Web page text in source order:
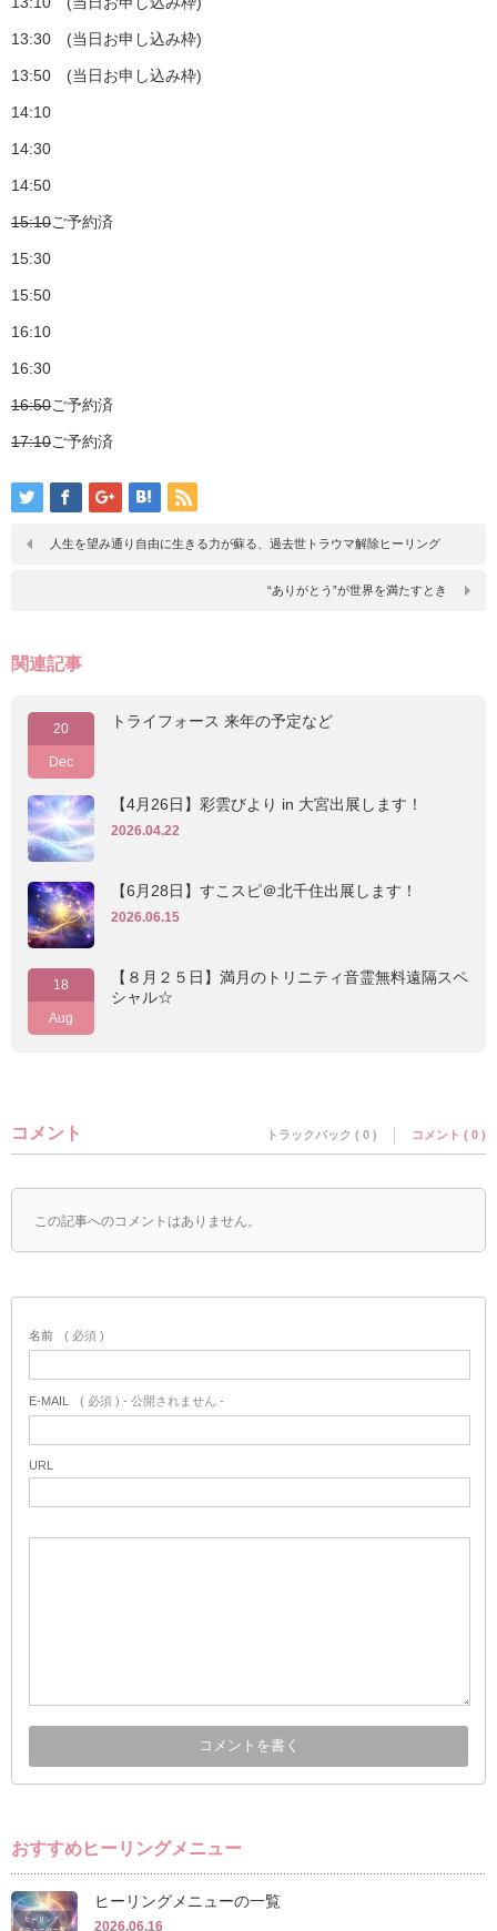
13:30 (当日お申し込み枠)
13:50 (当日お申し込み枠)
14:10
14:30
14:50
15:10ご予約済
15:30
15:50
16:10
16:30
16:50ご予約済
17:10ご予約済
人生を望み通り自由に生きる力が蘇る、過去世トラウマ解除ヒーリング
“ありがとう”が世界を満たすとき
関連記事
20
Dec
トライフォース 来年の予定など
【4月26日】彩雲びより in 大宮出展します！
2026.04.22
【6月28日】すこスピ＠北千住出展します！
2026.06.15
18
Aug
【８月２５日】満月のトリニティ音霊無料遠隔スペ
シャル☆
コメント トラックバック ( 0 ) コメント ( 0 )
この記事へのコメントはありません。
名前 ( 必須 )
E-MAIL ( 必須 ) - 公開されません -
URL
おすすめヒーリングメニュー
ヒーリングメニューの一覧
2026.06.16